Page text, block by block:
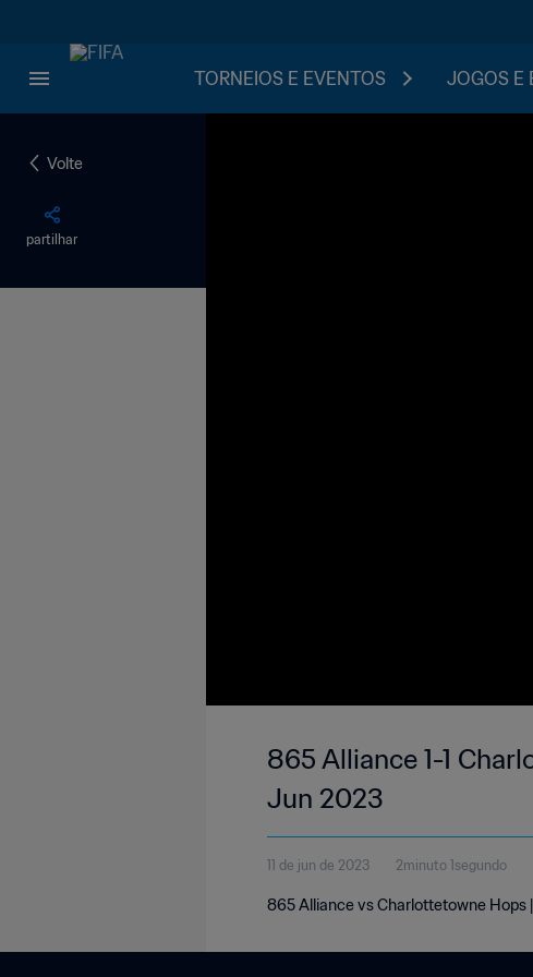
TORNEIOS E EVENTOS JOGOS E
Volte
partilhar
865 Alliance 1-1
Jun 2023
11 de jun de 2023 2minuto 1segundo
865 Alliance vs Charlottetowne Hops